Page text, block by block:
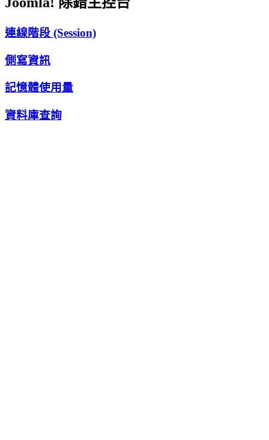
連線階段 (Session)
側寫資訊
記憶體使用量
資料庫查詢